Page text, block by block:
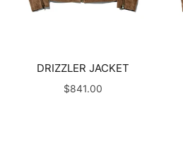
DRIZZLER JACKET
$841.00